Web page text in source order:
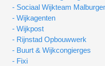
- Sociaal Wijkteam
- Wijkagenten
- Wijkpost
- Rijnstad Opbouwwerk
- Buurt & Wijkcongierges
- Fixi